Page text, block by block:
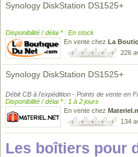
Synology DiskStation DS1525+
Disponibilité / délai * : En stock
En vente chez La
226
Synology DiskStation DS1525+
Débit CB à l'expédition - Points de vente en
Disponibilité / délai * : 1 à 2 jours
En vente chez
134
Les boîtiers pour